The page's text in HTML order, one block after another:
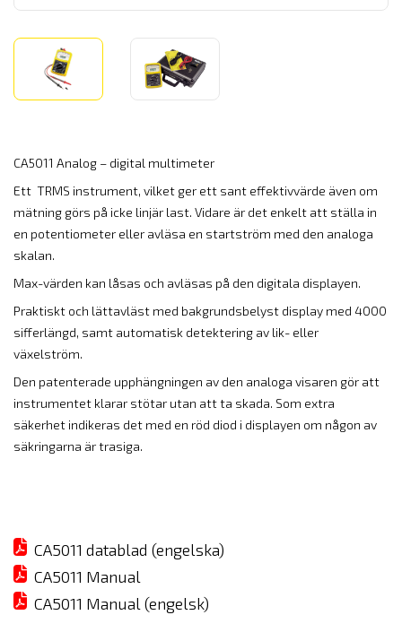
CA5011 Analog – digital multimeter
Ett TRMS instrument, vilket ger ett sant effektivvärde även om
mätning görs på icke linjär last. Vidare är det enkelt att ställa in
en potentiometer eller avläsa en startström med den analoga
skalan.
Max-värden kan låsas och avläsas på den digitala displayen.
Praktiskt och lättavläst med bakgrundsbelyst display med 4000
sifferlängd, samt automatisk detektering av lik- eller
växelström.
Den patenterade upphängningen av den analoga visaren gör att
instrumentet klarar stötar utan att ta skada. Som extra
säkerhet indikeras det med en röd diod i displayen om någon av
säkringarna är trasiga.
CA5011 datablad (engelska)
CA5011 Manual
CA5011 Manual (engelsk)